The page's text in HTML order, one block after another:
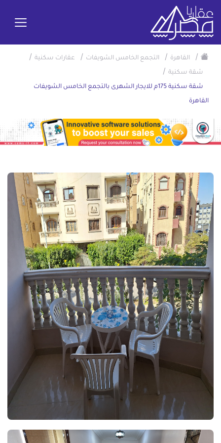
/ القاهرة / التجمع الخامس الشويفات / عقارات سكنية /
شقة سكنية /
شقة سكنية 175م للايجار الشهرى بالتجمع الخامس الشويفات
القاهرة